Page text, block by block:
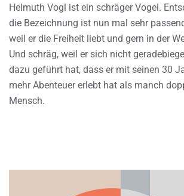
Helmuth Vogl ist ein schräger Vogel.
die Bezeichnung ist nun mal sehr
weil er die Freiheit liebt und gern in der
Und schräg, weil er sich nicht
dazu geführt hat, dass er mit seinen 30
mehr Abenteuer erlebt hat als manch
Mensch.